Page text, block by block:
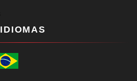
IDIOMAS